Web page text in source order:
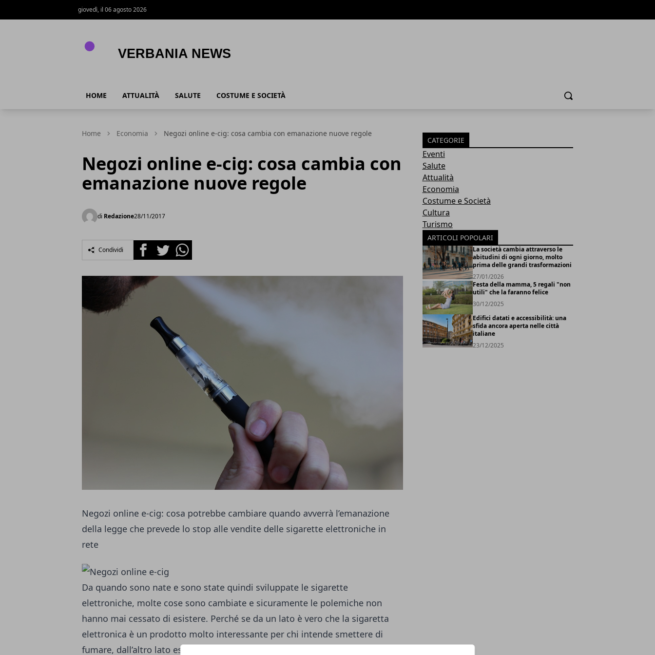
giovedì, il 06 agosto 2026
HOME ATTUALITÀ SALUTE COSTUME E SOCIETÀ Cerca
Home Economia Negozi online e-cig: cosa cambia con emanazione nuove regole
Negozi online e-cig: cosa cambia con
emanazione nuove regole
di Redazione28/11/2017
Condividi FacebookTwitterWhatsapp
Negozi online e-cig: cosa potrebbe cambiare quando avverrà l’emanazione
della legge che prevede lo stop alle vendite delle sigarette elettroniche in
rete
Da quando sono nate e sono state quindi sviluppate le sigarette
elettroniche, molte cose sono cambiate e sicuramente le polemiche non
hanno mai cessato di esistere. Perché se da un lato è vero che la sigaretta
elettronica è un prodotto molto interessante per chi intende smettere di
fumare, dall’altro lato essa è stata spesso vista non tanto come opportunità
CATEGORIE
Eventi
Salute
Attualità
Economia
Costume e Società
Cultura
Turismo
ARTICOLI POPOLARI
La società cambia attraverso le
abitudini di ogni giorno, molto
prima delle grandi trasformazioni
27/01/2026
Festa della mamma, 5 regali "non
utili" che la faranno felice
30/12/2025
Edifici datati e accessibilità: una
sfida ancora aperta nelle città
italiane
23/12/2025